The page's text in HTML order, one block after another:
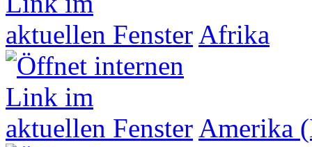
Afrika
Amerika